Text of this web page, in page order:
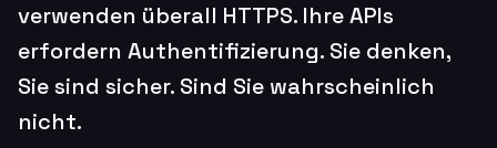
verwenden überall HTTPS. Ihre APIs
erfordern Authentifizierung. Sie denken,
Sie sind sicher. Sind Sie wahrscheinlich
nicht.